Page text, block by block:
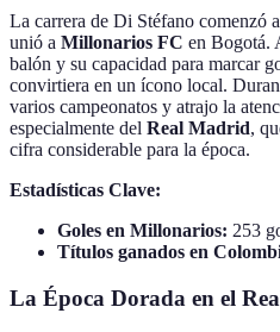
La carrera de Di Stéfano comenzó
unió a Millonarios FC en Bogotá.
balón y su capacidad para marcar
convirtiera en un ícono local.
varios campeonatos y atrajo la
especialmente del Real Madrid,
cifra considerable para la época.
Estadísticas Clave:
Goles en Millonarios: 253
Títulos ganados en
La Época Dorada en el